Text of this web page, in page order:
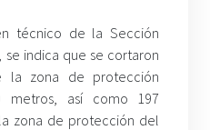
técnico de la Sección
se indica que se cortaron
la zona de protección
metros, así como 197
zona de protección del